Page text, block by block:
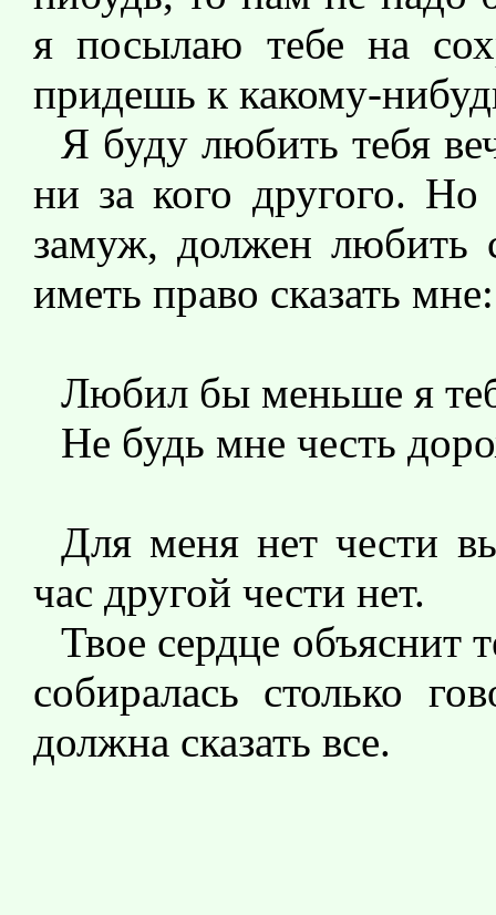
я посылаю тебе на
придешь к какому-
Я буду любить тебя
ни за кого другого. Но
замуж, должен любить
иметь право сказать мне:
Любил бы меньше я
Не будь мне честь
Для меня нет чести
час другой чести нет.
Твое сердце объяснит
собиралась столько
должна сказать все.